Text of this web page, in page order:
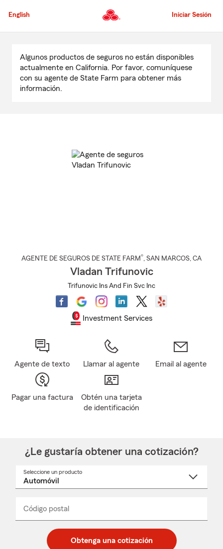
al
principal
English Iniciar Sesión
contenido
principal
Algunos productos de seguros no están disponibles
actualmente en California. Por favor, comuníquese
con su agente de State Farm para obtener más
información.
AGENTE DE SEGUROS DE STATE FARM®, SAN MARCOS, CA
Vladan Trifunovic
Trifunovic Ins And Fin Svc Inc
Investment Services
Agente de texto Llamar al agente Email al agente
Pagar una factura
Obtén una tarjeta
de identificación
¿Le gustaría obtener una cotización?
Seleccione un producto
desplegable
Código postal
de
de
_____
Obtenga una cotización